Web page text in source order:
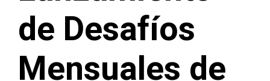
de Desafíos
Mensuales de